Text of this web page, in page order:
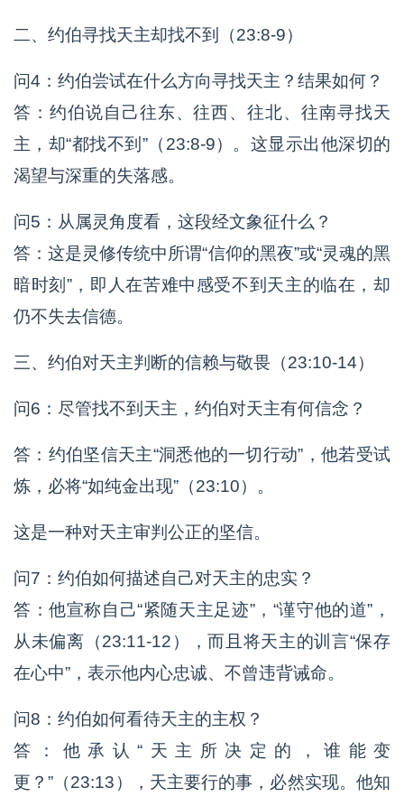
二、约伯寻找天主却找不到（23:8-9）
问4：约伯尝试在什么方向寻找天主？结果如何？
答：约伯说自己往东、往西、往北、往南寻找天
主，却“都找不到”（23:8-9）。这显示出他深切的
渴望与深重的失落感。
问5：从属灵角度看，这段经文象征什么？
答：这是灵修传统中所谓“信仰的黑夜”或“灵魂的黑
暗时刻”，即人在苦难中感受不到天主的临在，却
仍不失去信德。
三、约伯对天主判断的信赖与敬畏（23:10-14）
问6：尽管找不到天主，约伯对天主有何信念？
答：约伯坚信天主“洞悉他的一切行动”，他若受试
炼，必将“如纯金出现”（23:10）。
这是一种对天主审判公正的坚信。
问7：约伯如何描述自己对天主的忠实？
答：他宣称自己“紧随天主足迹”，“谨守他的道”，
从未偏离（23:11-12），而且将天主的训言“保存
在心中”，表示他内心忠诚、不曾违背诫命。
问8：约伯如何看待天主的主权？
答：他承认“天主所决定的，谁能变
更？”（23:13），天主要行的事，必然实现。他知